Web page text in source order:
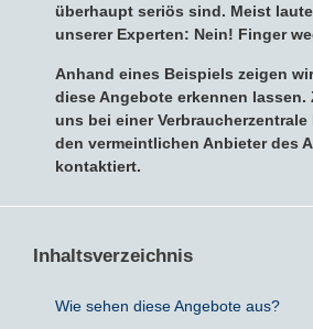
Nachhaltige
Zinsbroker-Test
Firmenfestgeld
Cash Management
Geldmarkt-ETFs
Sparbuch
Sparbriefe
Kombigeld
Broker mit Zinsen
RATGEBER
Ratgeber
Lexikon
Zinsradar
Impressum
überhaupt seriös sind. Meist
unserer Experten: Nein! Finger
Anhand eines Beispiels zeigen
diese Angebote erkennen lassen.
uns bei einer
den vermeintlichen Anbieter des
kontaktiert.
Inhaltsverzeichnis
Wie sehen diese Angebote aus?